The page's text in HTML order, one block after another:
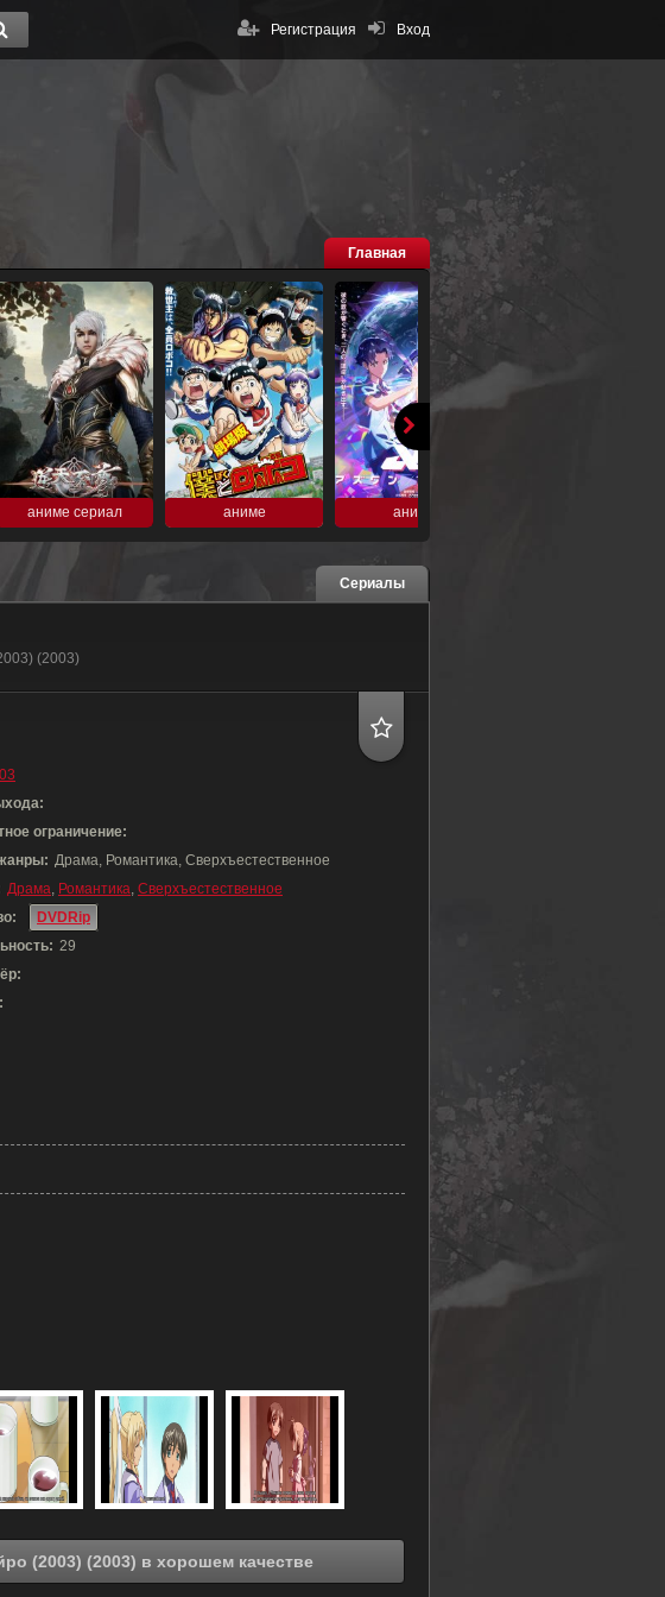
Вход
Регистрация
Главная
аниме сериал аниме аниме
Сериалы
(2003)
ограничение:
Драма, Романтика, Сверхъестественное
Драма, Романтика, Сверхъестественное
DVDRip
29
Смотреть онлайн Мидзуйро (2003) (2003) в хорошем качестве